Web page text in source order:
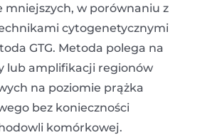
mniejszych, w porównaniu z
cytogenetycznymi
GTG. Metoda polega na
lub amplifikacji regionów
na poziomie prążka
bez konieczności
komórkowej.